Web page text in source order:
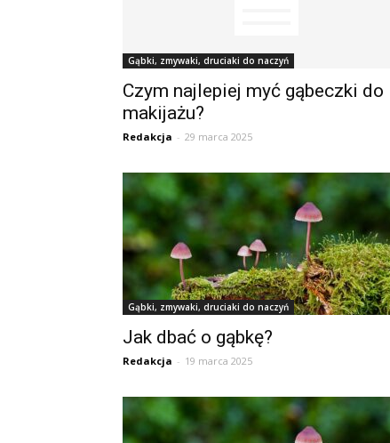
Gąbki, zmywaki, druciaki do naczyń
Czym najlepiej myć gąbeczki do
makijażu?
Redakcja - 29 marca 2025
Gąbki, zmywaki, druciaki do naczyń
Jak dbać o gąbkę?
Redakcja - 19 marca 2025